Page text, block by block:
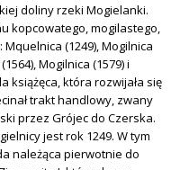
doliny rzeki Mogielanki.
kopcowatego, mogilastego,
(1249), Mogilnica
Mogilnica (1579) i
książęca, która rozwijała się
trakt handlowy, zwany
przez Grójec do Czerska.
jest rok 1249. W tym
należąca pierwotnie do